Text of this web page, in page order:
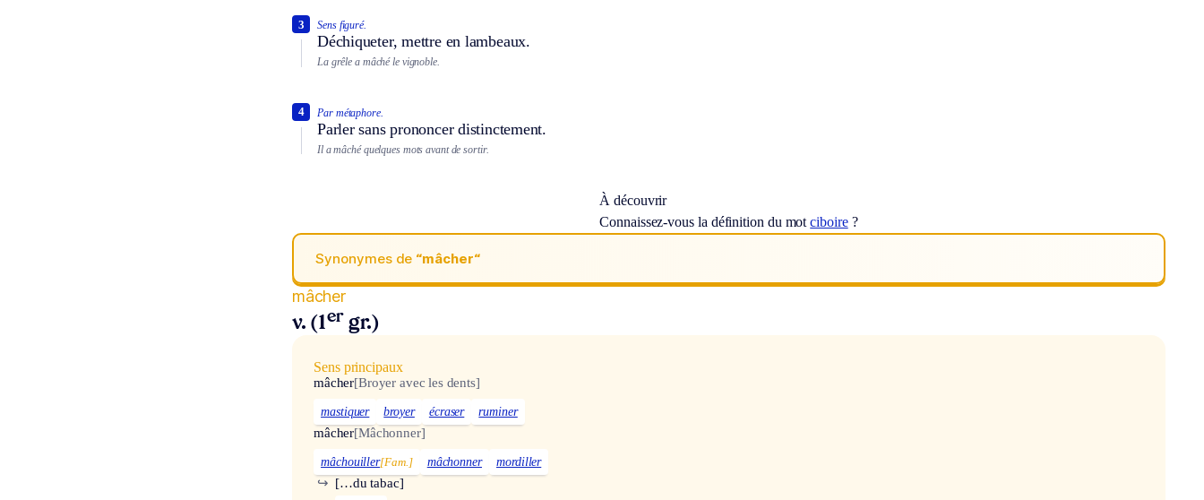
Sens figuré.
Déchiqueter, mettre en lambeaux.
3
La grêle a mâché le vignoble.
Par métaphore.
Parler sans prononcer distinctement.
4
Il a mâché quelques mots avant de sortir.
À découvrir
Connaissez-vous la définition du motciboire?
Synonymes de “mâcher“
mâcher
v. (1er gr.)
Sens principaux
mâcher[Broyer avec les dents]
mastiquer broyer écraser ruminer
mâcher[Mâchonner]
mâchouiller[Fam.] mâchonner mordiller
[…du tabac]
↪